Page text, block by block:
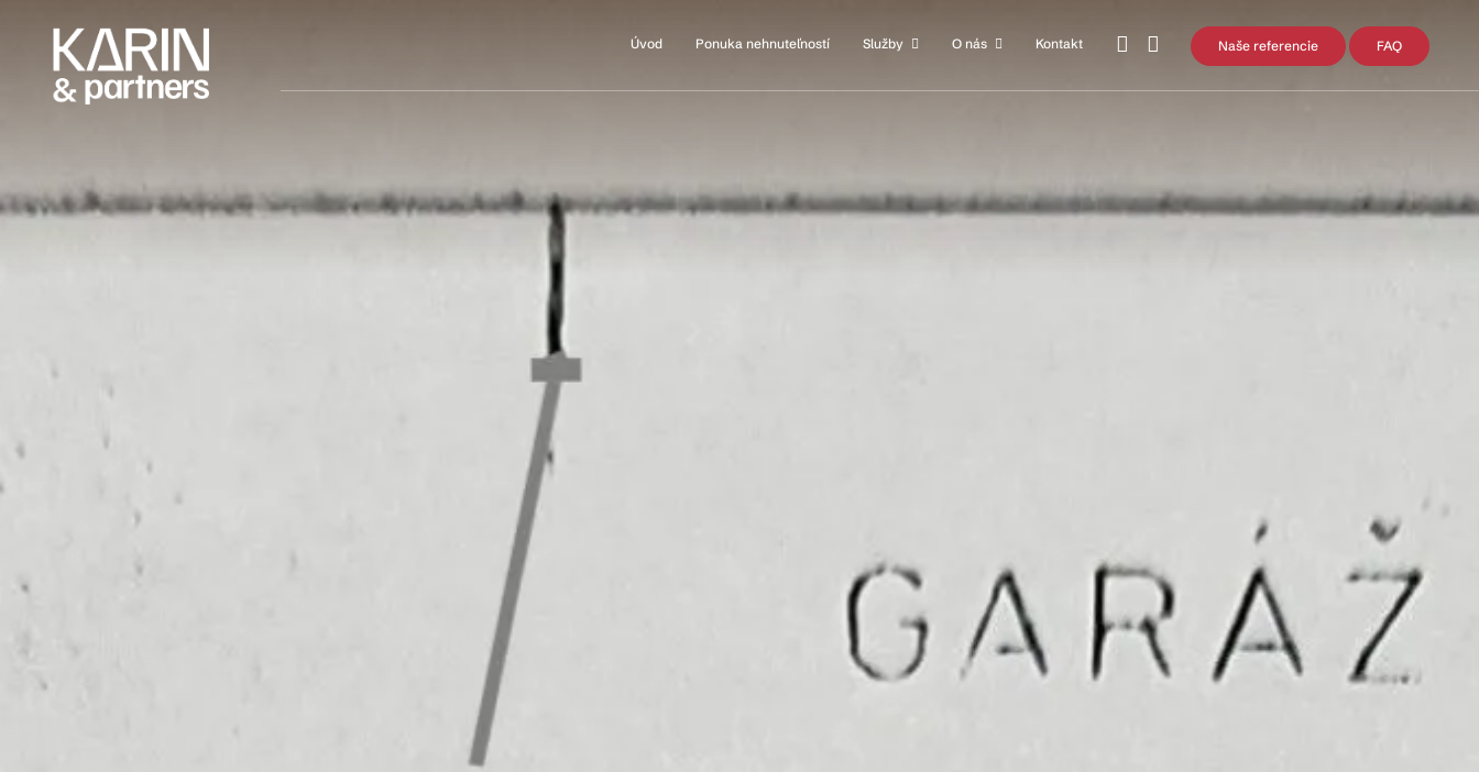
Úvod Ponuka nehnuteľností Služby O nás Kontakt Naše referencie FAQ